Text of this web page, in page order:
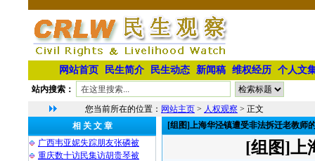
网站首页 民生简介 民生动态 新闻稿 维权经历 个人文
站内搜索：
您当前所在的位置： 网站主页 > 人权观察 > 正文
相 关 文 章
广西韦亚妮失踪朋友张磷被
重庆数十访民集访胡贵琴被
[组图]上海华泾镇遭受非法拆迁老教师
[组图]上